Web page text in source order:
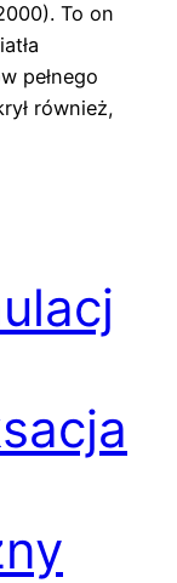
To on
pełnego
również,